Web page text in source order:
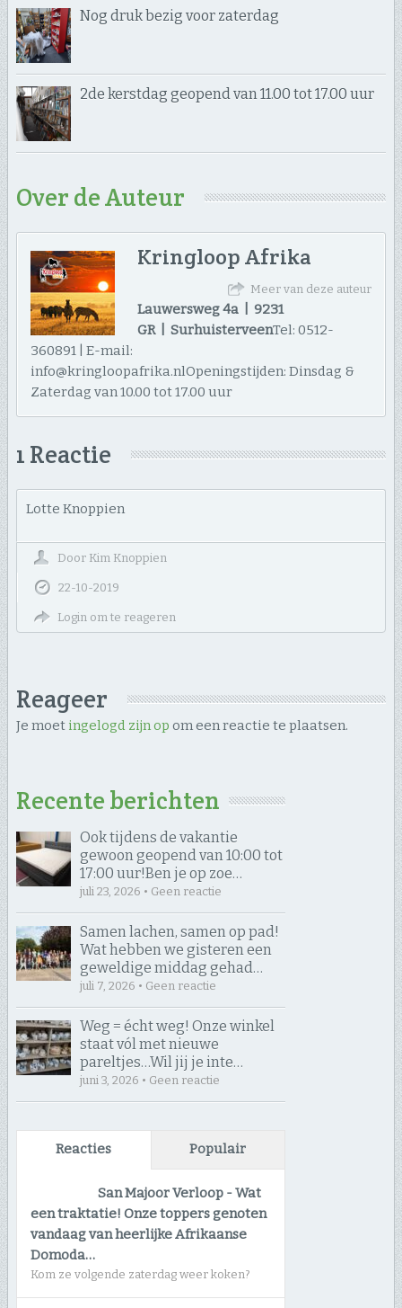
Nog druk bezig voor zaterdag
2de kerstdag geopend van 11.00 tot 17.00 uur
Over de Auteur
Kringloop Afrika
Meer van deze auteur
Lauwersweg 4a | 9231
GR | SurhuisterveenTel: 0512-
360891 | E-mail:
info@kringloopafrika.nlOpeningstijden: Dinsdag &
Zaterdag van 10.00 tot 17.00 uur
1 Reactie
Lotte Knoppien
Door Kim Knoppien
22-10-2019
Login om te reageren
Reageer
Je moet ingelogd zijn op om een reactie te plaatsen.
Recente berichten
Ook tijdens de vakantie
gewoon geopend van 10:00 tot
17:00 uur! ​Ben je op zoe…
juli 23, 2026 • Geen reactie
Samen lachen, samen op pad! ​
Wat hebben we gisteren een
geweldige middag gehad…
juli 7, 2026 • Geen reactie
Weg = écht weg! Onze winkel
staat vól met nieuwe
pareltjes… ​Wil jij je inte…
juni 3, 2026 • Geen reactie
Reacties Populair
San Majoor Verloop -Wat
een traktatie! Onze toppers genoten
vandaag van heerlijke Afrikaanse
Domoda…
Kom ze volgende zaterdag weer koken?